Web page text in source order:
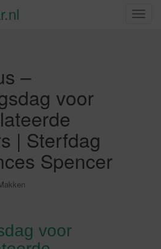
S
–
voor
| Sterfdag
Spencer
voor